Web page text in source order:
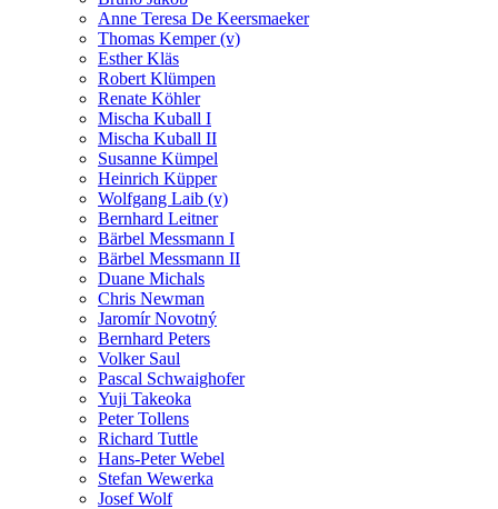
Anne Teresa De Keersmaeker
Thomas Kemper (v)
Esther Kläs
Robert Klümpen
Renate Köhler
Mischa Kuball I
Mischa Kuball II
Susanne Kümpel
Heinrich Küpper
Wolfgang Laib (v)
Bernhard Leitner
Bärbel Messmann I
Bärbel Messmann II
Duane Michals
Chris Newman
Jaromír Novotný
Bernhard Peters
Volker Saul
Pascal Schwaighofer
Yuji Takeoka
Peter Tollens
Richard Tuttle
Hans-Peter Webel
Stefan Wewerka
Josef Wolf